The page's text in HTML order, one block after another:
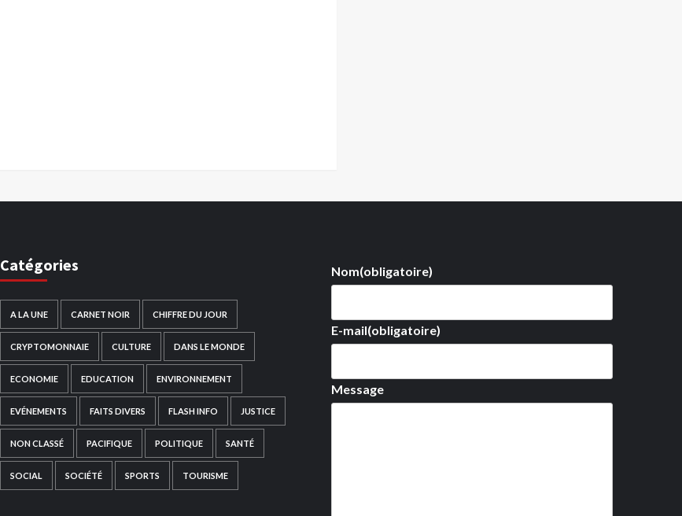
Catégories
A LA UNE CARNET NOIR CHIFFRE DU JOUR
CRYPTOMONNAIE CULTURE DANS LE MONDE
ECONOMIE EDUCATION ENVIRONNEMENT
EVÉNEMENTS FAITS DIVERS FLASH INFO JUSTICE
NON CLASSÉ PACIFIQUE POLITIQUE SANTÉ
SOCIAL SOCIÉTÉ SPORTS TOURISME
Nom(obligatoire)
E-mail(obligatoire)
Message